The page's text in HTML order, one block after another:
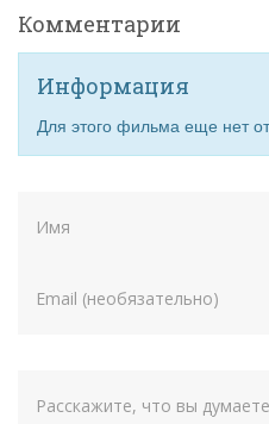
Комментарии
Информация
Для этого фильма еще нет